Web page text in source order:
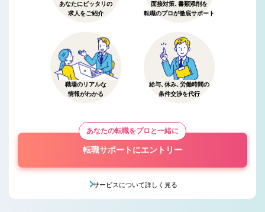
あなたにピッタリの
求人をご紹介
面接対策、書類添削を
転職のプロが徹底サポート
職場のリアルな
情報がわかる
給与、休み、労働時間の
条件交渉を代行
あなたの転職をプロと一緒に
転職サポートにエントリー
サービスについて詳しく見る